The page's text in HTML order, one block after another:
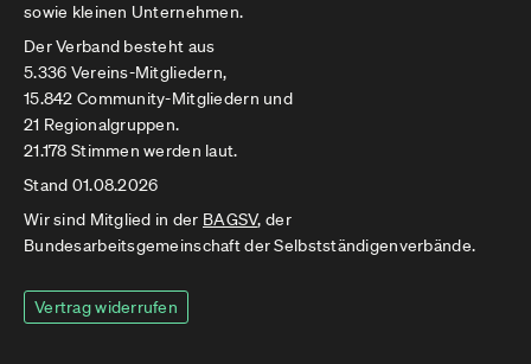
sowie kleinen Unternehmen.
Der Verband besteht aus
5.336 Vereins-Mitgliedern,
15.842 Community-Mitgliedern und
21 Regionalgruppen.
21.178 Stimmen werden laut.
Stand 01.08.2026
Wir sind Mitglied in der BAGSV, der
Bundesarbeitsgemeinschaft der Selbstständigenverbände.
Vertrag widerrufen